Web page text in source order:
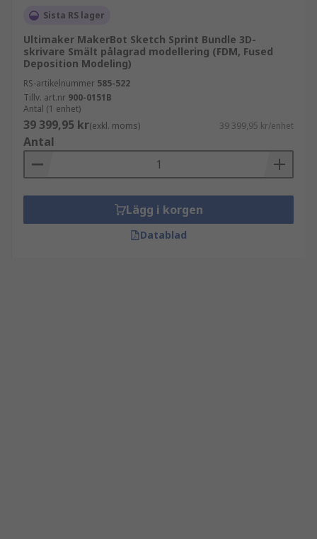
Sista RS lager
Ultimaker MakerBot Sketch Sprint Bundle 3D-
skrivare Smält pålagrad modellering (FDM, Fused
Deposition Modeling)
RS-artikelnummer 585-522
Tillv. art.nr 900-0151B
Antal (1 enhet)
39 399,95 kr(exkl. moms) 39 399,95 kr/enhet
Antal
Lägg i korgen
Datablad